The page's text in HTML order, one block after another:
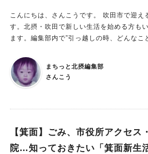
こんにちは、さんこうです。 吹田市で迎える春、新生活情報で
す。北摂・吹田で新しい生活を始める方も
ます。編集部内で”引っ越しの時、どんなこ
からないのが困った。 ーごみの捨て方は地
う。 ー病院。やっぱり近所にどんな病院が
きたい。 ーグルメ、ショッピング情報は調べた
まちっと北摂編集部
さんこう
【箕面】ごみ、市役所アクセス
院…知っておきたい「箕面新生